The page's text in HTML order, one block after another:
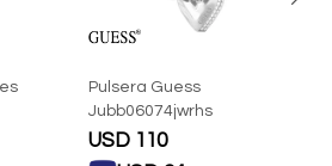
Pulsera Guess
Jubb06074jwrhs
USD 110